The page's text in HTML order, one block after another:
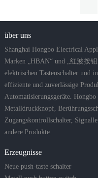
über uns
Shanghai Hongbo Electrical
Marken „HBAN“ und „红波按
elektrischen Tastenschalter und
effiziente und zuverlässige
Automatisierungsgeräte.
Metalldruckknopf,
Zugangskontrollschalter,
andere Produkte.
Erzeugnisse
Neue push-taste schalter